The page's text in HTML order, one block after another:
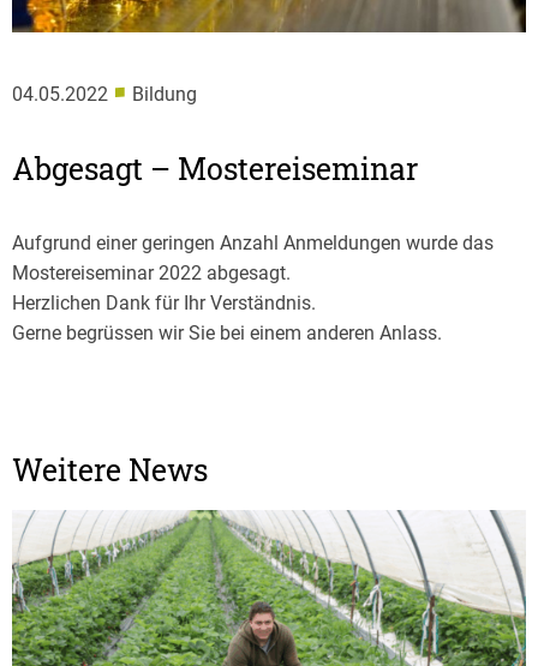
04.05.2022 ■ Bildung
Abgesagt – Mostereiseminar
Aufgrund einer geringen Anzahl Anmeldungen wurde das
Mostereiseminar 2022 abgesagt.
Herzlichen Dank für Ihr Verständnis.
Gerne begrüssen wir Sie bei einem anderen Anlass.
Weitere News